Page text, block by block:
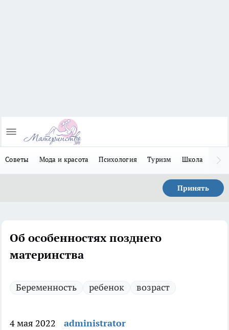
Советы Мода и красота Психология Туризм Школа
Принять
Об особенностях позднего
материнства
Беременность ребенок возраст
4 мая 2022 administrator